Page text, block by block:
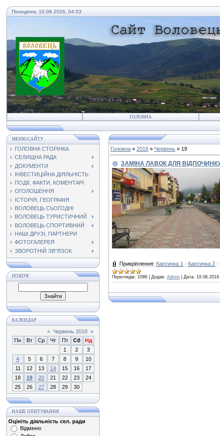
Понеділок, 10.08.2026, 04:53
ГОЛОВНА
МЕНЮ САЙТУ
ГОЛОВНА СТОРІНКА
СЕЛИЩНА РАДА
ДОКУМЕНТИ
ІНВЕСТИЦІЙНА ДІЯЛЬНІСТЬ
ПОДІЇ, ФАКТИ, КОМЕНТАРІ
ОГОЛОШЕННЯ
ІСТОРІЯ, ГЕОГРАФІЯ
ВОЛОВЕЦЬ СЬОГОДНІ
ВОЛОВЕЦЬ ТУРИСТИЧНИЙ
ВОЛОВЕЦЬ СПОРТИВНИЙ
НАШІ ДРУЗІ, ПАРТНЕРИ
ФОТОГАЛЕРЕЯ
ЗВОРОТНІЙ ЗВ"ЯЗОК
ПОШУК
КАЛЕНДАР
« Червень 2018 »
Пн
Вт Ср Чт Пт Сб
Нд
1
2
3
4
5 6 7 8 9
10
11
12 13 14 15 16
17
18
19 20 21 22 23
24
25
26 27 28 29 30
НАШЕ ОПИТУВАННЯ
Оцініть діяльність сел. ради
Відмінно
Головна » 2018 » Червень » 19
ЗАМІНА ЛАВОК ДЛЯ
Прикріплення: Картинка 1 · Картинка 2 ·
Переглядів: 1086 Додав: Admin Дата: 19.06.2018